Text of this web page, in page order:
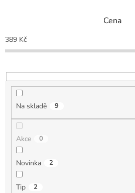
p
r
o
u
Cena
389 Kč
Na skladě 9
Akce 0
Novinka 2
Tip 2